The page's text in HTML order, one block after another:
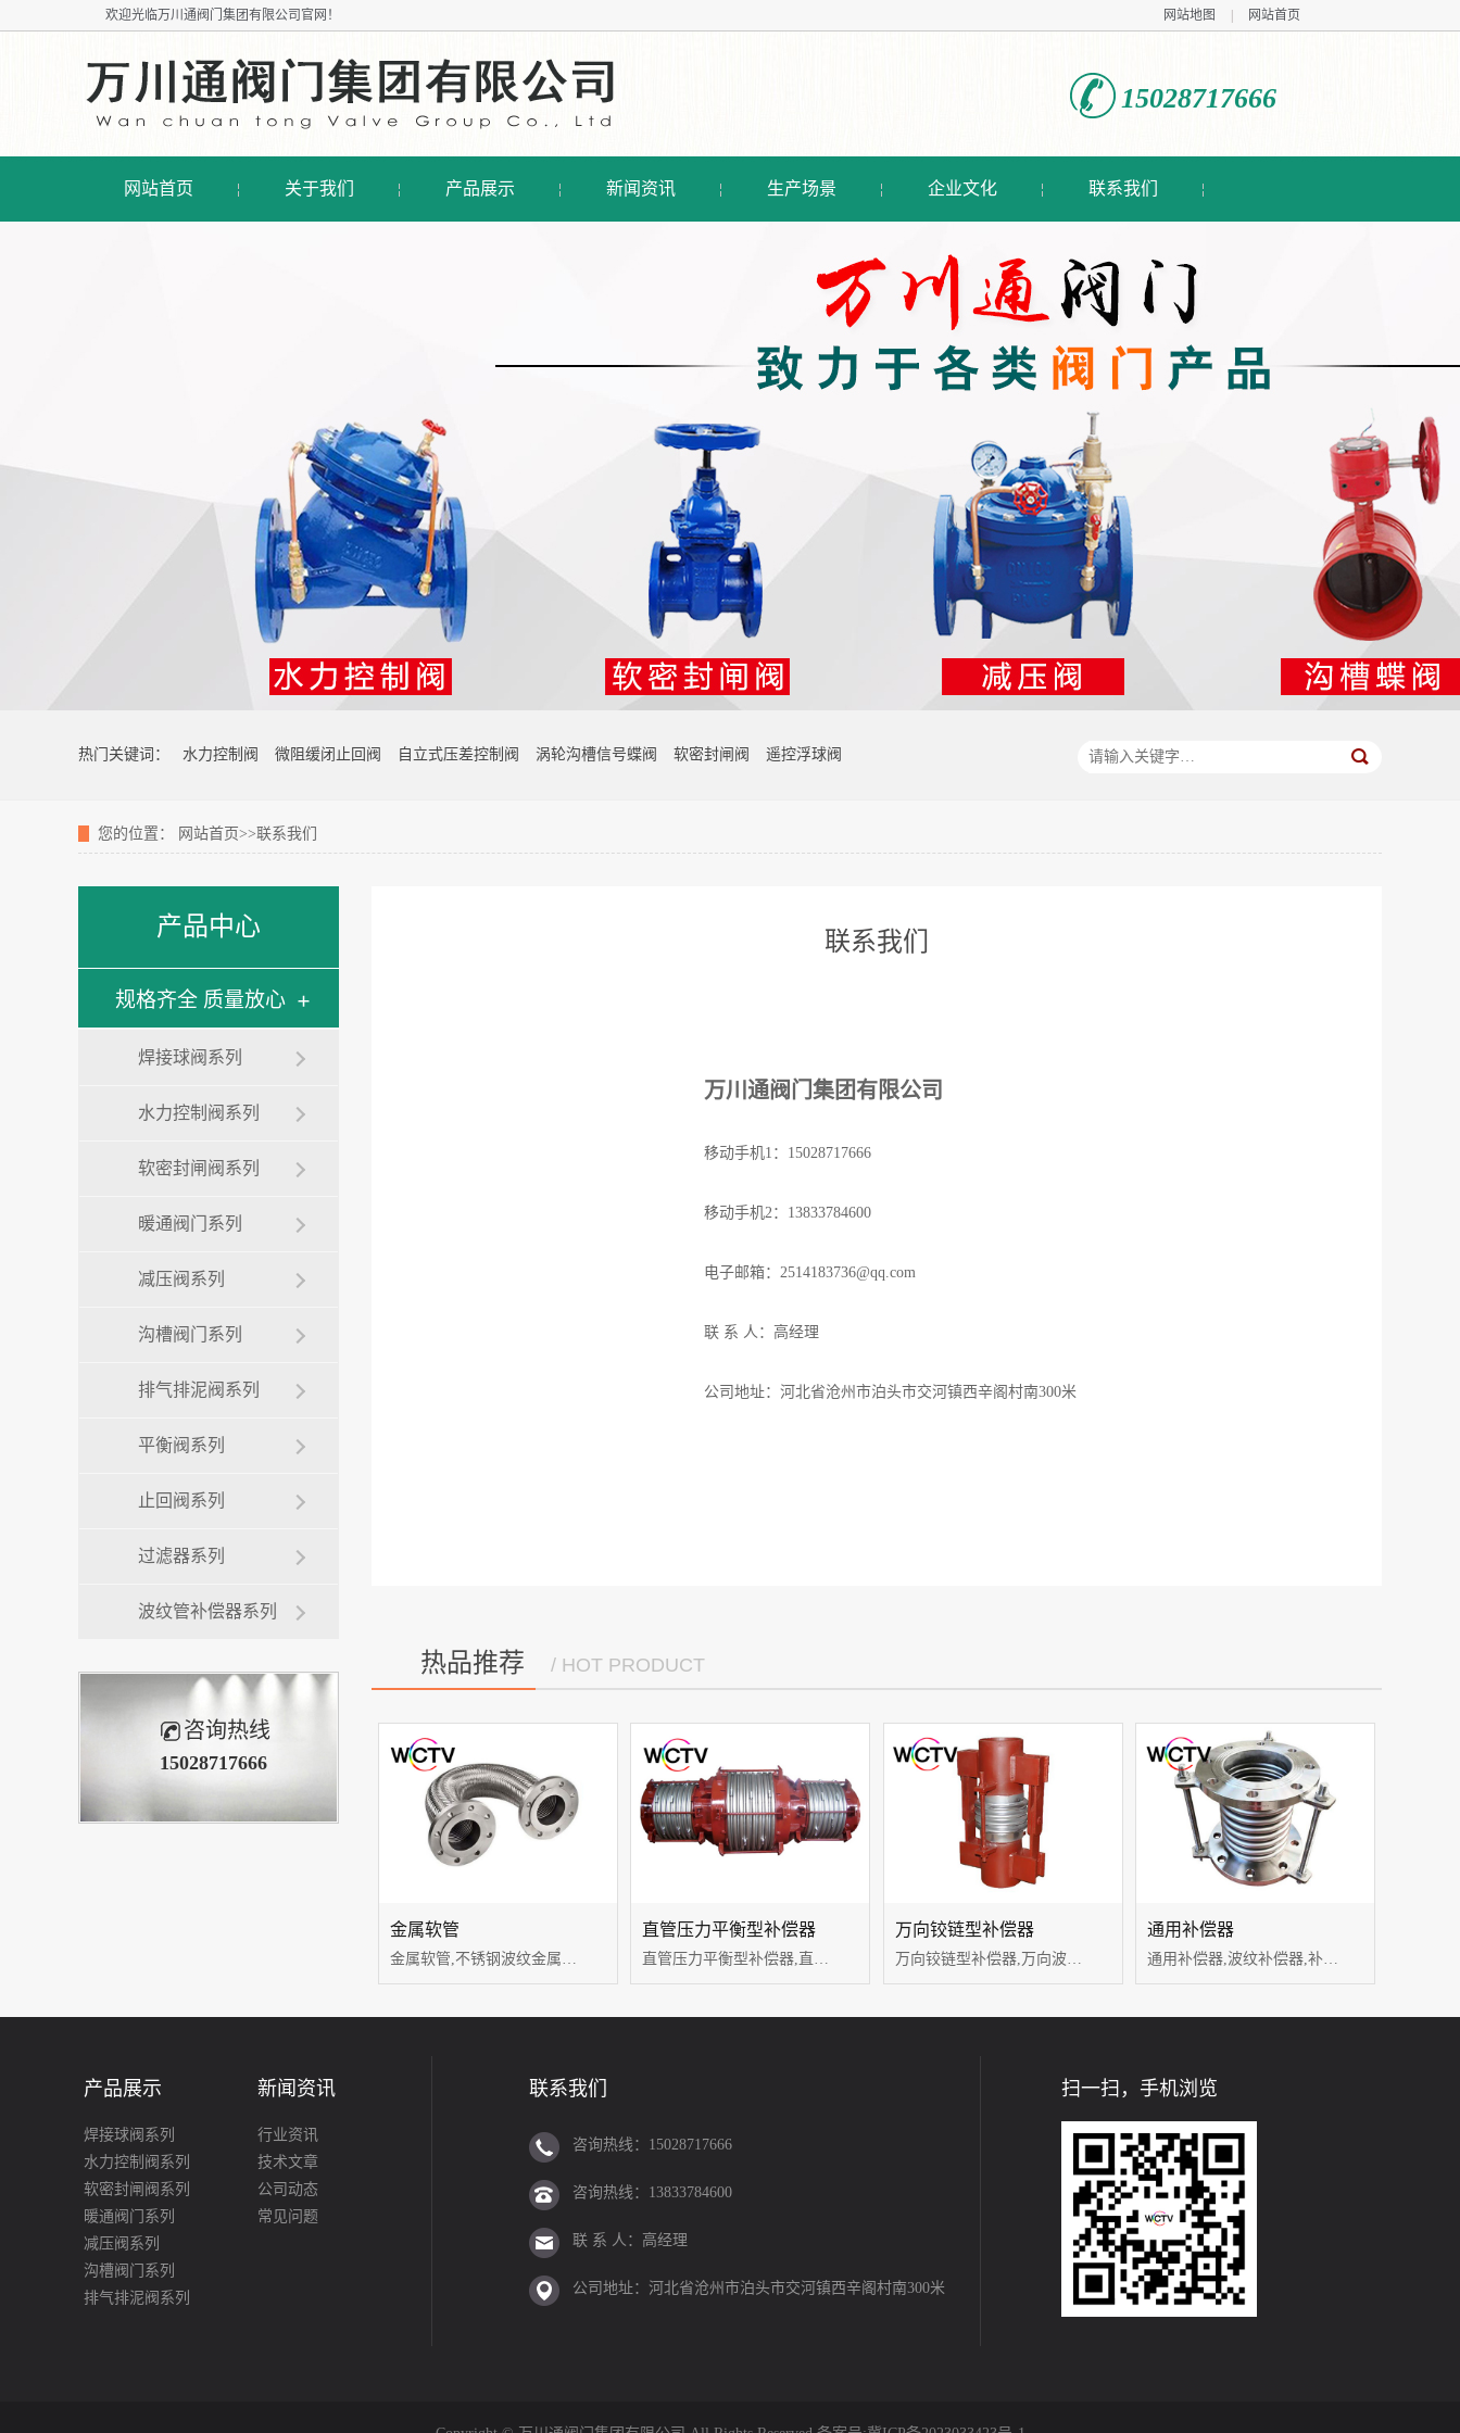
欢迎光临万川通阀门集团有限公司 官网！ 网站地图 网站首页
15028717666
网站首页 关于我们 产品展示 新闻资讯 生产场景 企业文化 联系我们
热门关键词： 水力控制阀 微阻缓闭止回阀 自立式压差控制阀 涡轮沟槽信号蝶阀 软密封闸阀 遥控浮球阀
您的位置： 网站首页>>联系我们
产品中心
规格齐全 质量放心
焊接球阀系列
水力控制阀系列
软密封闸阀系列
暖通阀门系列
减压阀系列
沟槽阀门系列
排气排泥阀系列
平衡阀系列
止回阀系列
过滤器系列
波纹管补偿器系列
咨询热线
15028717666
联系我们
万川通阀门集团有限公司
移动手机1：15028717666
移动手机2：13833784600
电子邮箱：2514183736@qq.com
联 系 人：高经理
公司地址：河北省沧州市泊头市交河镇西辛阁村南300米
热品推荐 / HOT PRODUCT
金属软管
金属软管,不锈钢波纹金属软管,金属软管厂家
直管压力平衡型补偿器
直管压力平衡型补偿器,直管波纹补偿器,补偿器厂家
万向铰链型补偿器
万向铰链型补偿器,万向波纹补偿器,补偿器厂家
通用补偿器
通用补偿器,波纹补偿器,补偿器厂家
产品展示
焊接球阀系列
水力控制阀系列
软密封闸阀系列
暖通阀门系列
减压阀系列
沟槽阀门系列
排气排泥阀系列
新闻资讯
行业资讯
技术文章
公司动态
常见问题
联系我们
咨询热线：15028717666
咨询热线：13833784600
联 系 人：高经理
公司地址：河北省沧州市泊头市交河镇西辛阁村南300米
扫一扫，手机浏览